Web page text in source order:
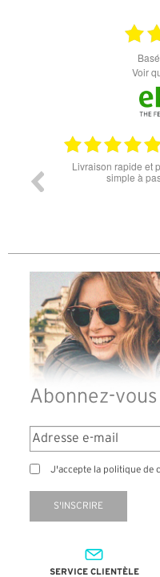
Voir
Livraison rapide et
simple à
Abonnez-
J'accepte la politique de
S'INSCRIRE
SERVICE CLIENTÈLE